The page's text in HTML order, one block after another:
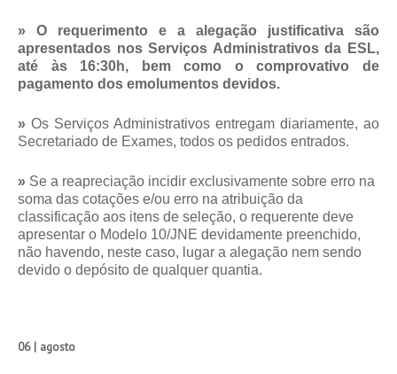
»
O requerimento e a alegação justificativa são
apresentados nos Serviços Administrativos da ESL,
até às 16:30h, bem como o comprovativo de
pagamento dos emolumentos devidos.
» Os Serviços Administrativos entregam diariamente, ao
Secretariado de Exames, todos os pedidos entrados.
» Se a reapreciação incidir exclusivamente sobre erro na
soma das cotações e/ou erro na atribuição da
classificação aos itens de seleção, o requerente deve
apresentar o Modelo 10/JNE devidamente preenchido,
não havendo, neste caso, lugar a alegação nem sendo
devido o depósito de qualquer quantia.
06 | agosto